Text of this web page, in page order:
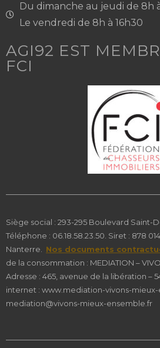
Du dimanche au jeudi de 8h
Le vendredi de 8h à 16h30
AGI92 EST
FCI
Siège social : 293-295 Boulevard Saint-
Téléphone : 06.18.58.23.50. Siret : 878
Nanterre. Nos documents
de la consommation : MEDIATION –
Adresse : 465, avenue de la libération –
internet : www.mediation-vivons-mieux-
mediation@vivons-mieux-ensemble.fr